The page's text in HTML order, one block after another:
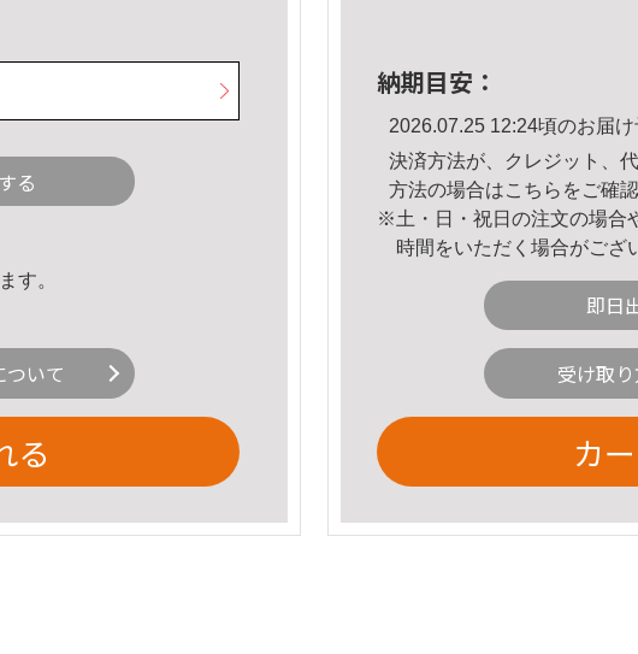
る
す。
いて
る
納期目安：
2026.07.25 12:24頃のお届け
決済方法が、クレジット、
方法の場合はこちら をご確
※土・日・祝日の注文の場合
時間をいただく場合がござ
即日
受け取
カ